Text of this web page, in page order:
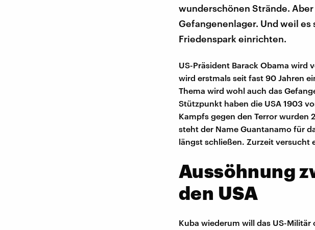
wunderschönen Strände.
Gefangenenlager. Und weil
Friedenspark einrichten.
US-Präsident Barack Obama wird
wird erstmals seit fast 90 Jahren
Thema wird wohl auch das
Stützpunkt haben die USA 1903
Kampfs gegen den Terror
steht der Name Guantanamo für
längst schließen. Zurzeit versucht
Aussöhnung
den USA
Kuba wiederum will das US-